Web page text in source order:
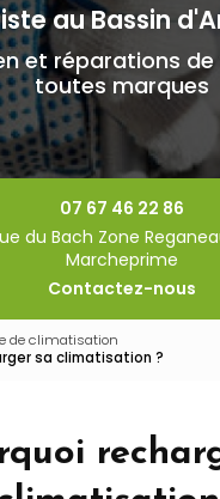
au Bassin
et réparations de
toutes marques
07 67 46 22 86
du Bach Zone
Marcheprime
Contactez-nous
de climatisation
sa climatisation ?